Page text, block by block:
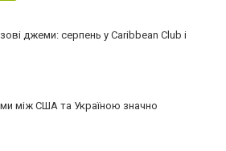
джеми: серпень у Caribbean Club і
між США та Україною значно